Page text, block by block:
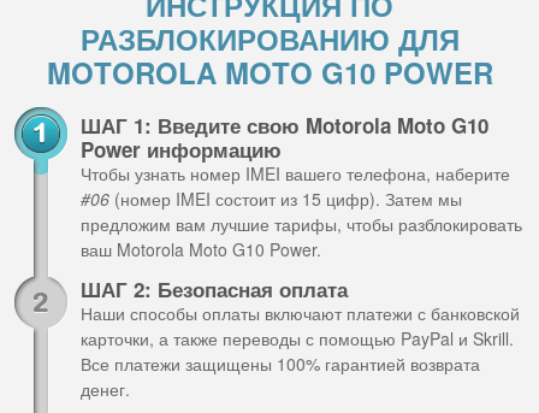
РАЗБЛОКИРОВАНИЮ ДЛЯ
MOTOROLA MOTO G10 POWER
ШАГ 1: Введите свою Motorola Moto G10
Power информацию
Чтобы узнать номер IMEI вашего телефона, наберите
#06 (номер IMEI состоит из 15 цифр). Затем мы
предложим вам лучшие тарифы, чтобы разблокировать
ваш Motorola Moto G10 Power.
ШАГ 2: Безопасная оплата
Наши способы оплаты включают платежи с банковской
карточки, а также переводы с помощью PayPal и Skrill.
Все платежи защищены 100% гарантией возврата
денег.